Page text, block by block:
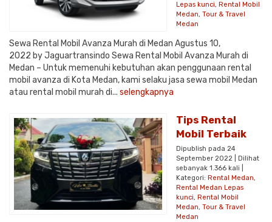
Lepas kunci, Rental Mobil
Medan, Tour & Travel
Medan
Sewa Rental Mobil Avanza Murah di Medan Agustus 10,
2022 by Jaguartransindo Sewa Rental Mobil Avanza Murah di
Medan – Untuk memenuhi kebutuhan akan penggunaan rental
mobil avanza di Kota Medan, kami selaku jasa sewa mobil Medan
atau rental mobil murah di... selengkapnya
Tips Rental
Mobil Terbaik
Dipublish pada 24
September 2022 | Dilihat
sebanyak 1.366 kali |
Kategori: Rental Medan,
Rental Medan Lepas
kunci, Rental Mobil
Medan, Tour & Travel
Medan